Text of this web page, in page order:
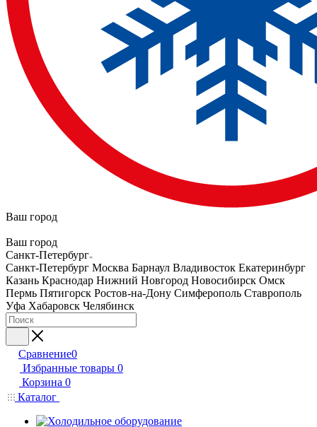
Ваш город
Ваш город
Санкт-Петербург
Санкт-Петербург Москва Барнаул Владивосток Екатеринбург
Казань Краснодар Нижний Новгород Новосибирск Омск
Пермь Пятигорск Ростов-на-Дону Симферополь Ставрополь
Уфа Хабаровск Челябинск
Сравнение0
Избранные товары 0
Корзина 0
Каталог